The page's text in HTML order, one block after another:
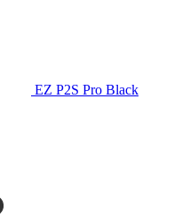
EZ P2S Pro Black